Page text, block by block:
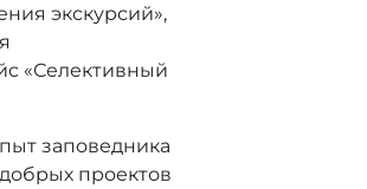
экскурсий»,
«Селективный
заповедника
проектов